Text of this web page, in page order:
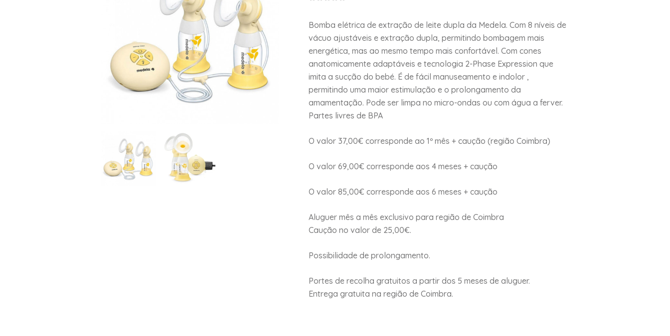
Bomba elétrica de extração de leite dupla da Medela. Com 8 níveis de
vácuo ajustáveis e extração dupla, permitindo bombagem mais
energética, mas ao mesmo tempo mais confortável. Com cones
anatomicamente adaptáveis e tecnologia 2-Phase Expression que
imita a sucção do bebé. É de fácil manuseamento e indolor ,
permitindo uma maior estimulação e o prolongamento da
amamentação. Pode ser limpa no micro-ondas ou com água a ferver.
Partes livres de BPA
O valor 37,00€ corresponde ao 1º mês + caução (região Coimbra)
O valor 69,00€ corresponde aos 4 meses + caução
O valor 85,00€ corresponde aos 6 meses + caução
Aluguer mês a mês exclusivo para região de Coimbra
Caução no valor de 25,00€.
Possibilidade de prolongamento.
Portes de recolha gratuitos a partir dos 5 meses de aluguer.
Entrega gratuita na região de Coimbra.